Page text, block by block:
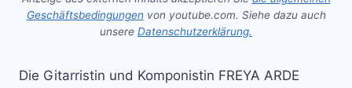
Geschäftsbedingungen von youtube.com. Siehe dazu auch
unsere Datenschutzerklärung.
Die Gitarristin und Komponistin FREYA ARDE